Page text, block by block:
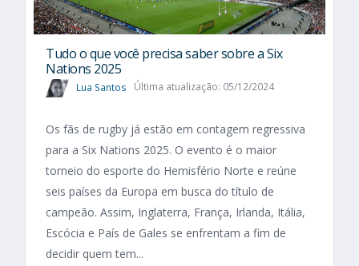
Tudo o que você precisa saber sobre a Six
Nations 2025​
Lua Santos Última atualização: 05/12/2024
Os fãs de rugby já estão em contagem regressiva
para a Six Nations 2025. O evento é o maior
torneio do esporte do Hemisfério Norte e reúne
seis países da Europa em busca do título de
campeão. Assim, Inglaterra, França, Irlanda, Itália,
Escócia e País de Gales se enfrentam a fim de
decidir quem tem...